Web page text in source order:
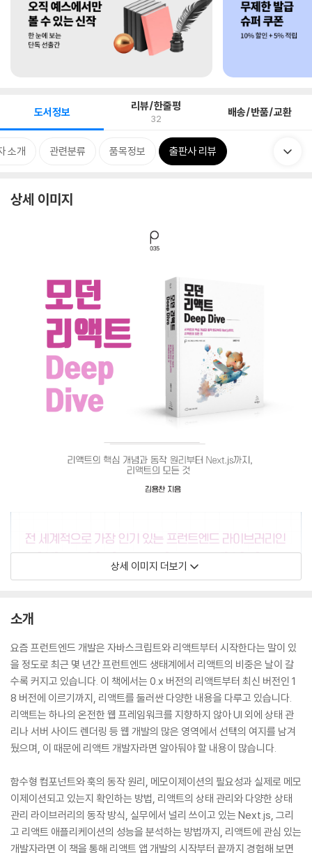
도서정보 리뷰/한줄평
32 배송/반품/교환
소개 관련분류 품목정보 출판사 리뷰
상세 이미지
상세 이미지 더보기
소개
요즘 프런트엔드 개발은 자바스크립트와 리액트부터 시작한다는 말이 있
을 정도로 최근 몇 년간 프런트엔드 생태계에서 리액트의 비중은 날이 갈
수록 커지고 있습니다. 이 책에서는 0.x 버전의 리액트부터 최신 버전인 1
8 버전에 이르기까지, 리액트를 둘러싼 다양한 내용을 다루고 있습니다.
리액트는 하나의 온전한 웹 프레임워크를 지향하지 않아 UI 외에 상태 관
리나 서버 사이드 렌더링 등 웹 개발의 많은 영역에서 선택의 여지를 남겨
뒀으며, 이 때문에 리액트 개발자라면 알아둬야 할 내용이 많습니다.
함수형 컴포넌트와 훅의 동작 원리, 메모이제이션의 필요성과 실제로 메모
이제이션되고 있는지 확인하는 방법, 리액트의 상태 관리와 다양한 상태
관리 라이브러리의 동작 방식, 실무에서 널리 쓰이고 있는 Next.js, 그리
고 리액트 애플리케이션의 성능을 분석하는 방법까지, 리액트에 관심 있는
개발자라면 이 책을 통해 리액트 앱 개발의 시작부터 끝까지 경험해 보면